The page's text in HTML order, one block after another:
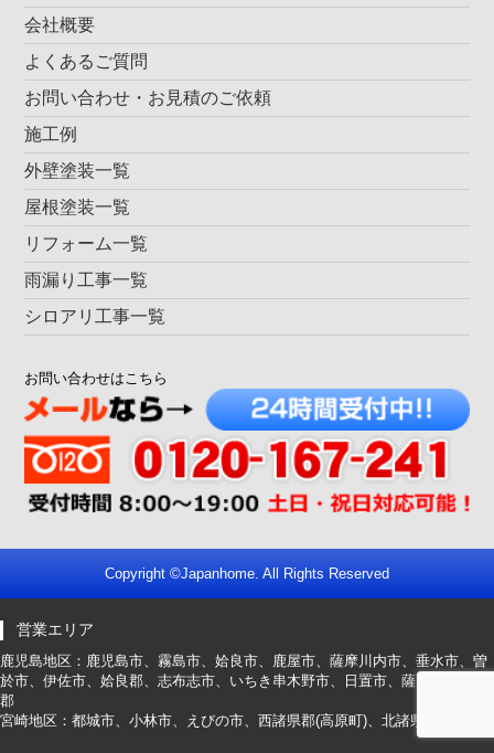
所有のハイツを塗装おねがいしました。すごくキレイになり
居住者も喜んでます。
築15年たち、塗替え時期が遅れたため心配でしたが 色合い
もよく 感動しました
以前はコケや雨染みがつき家自体どんよりしていたため 思
い切って屋根 壁塗装しました 新築のようになり有難うご
ざいます
75万円
以前から塗装を考えていたのですが、どこの業者を頼んでい
いかわからず職場の友人に相談したところｼﾞｬﾊﾟﾝﾎｰﾑさんを
会社概要
よくあるご質問
お問い合わせ・お見積のご依頼
施工例
外壁塗装一覧
屋根塗装一覧
リフォーム一覧
雨漏り工事一覧
シロアリ工事一覧
お問い合わせはこちら
Copyright ©Japanhome. All Rights Reserved
営業エリア
鹿児島地区：鹿児島市、霧島市、姶良市、鹿屋市、薩摩川内市、垂水市、曽
於市、伊佐市、姶良郡、志布志市、いちき串木野市、日置市、薩摩郡、曽於
郡
宮崎地区：都城市、小林市、えびの市、西諸県郡(高原町)、北諸県郡(三股町)